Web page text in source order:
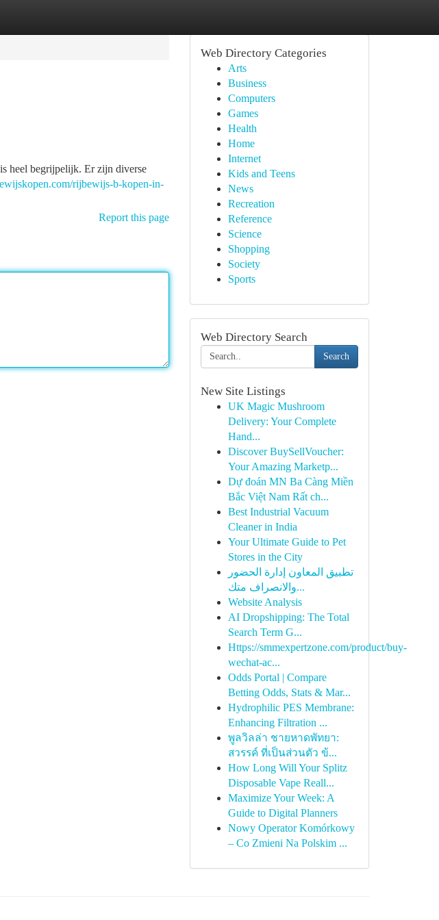
heel begrijpelijk. Er zijn diverse
rijbewijs-b-kopen-in-
Report this page
Web Directory Categories
Arts
Business
Computers
Games
Health
Home
Internet
Kids and Teens
News
Recreation
Reference
Science
Shopping
Society
Sports
Web Directory Search
Search
New Site Listings
UK Magic Mushroom
Delivery: Your Complete
Hand...
Discover BuySellVoucher:
Your Amazing Marketp...
Dự đoán MN Ba Càng Miền
Bắc Việt Nam Rất ch...
Best Industrial Vacuum
Cleaner in India
Your Ultimate Guide to Pet
Stores in the City
تطبيق المعاون إدارة الحضور
والانصراف متك...
Website Analysis
AI Dropshipping: The Total
Search Term G...
Https://smmexpertzone.com/product/buy-
wechat-ac...
Odds Portal | Compare
Betting Odds, Stats & Mar...
Hydrophilic PES Membrane:
Enhancing Filtration ...
พูลวิลล่า ชายหาดพัทยา:
สวรรค์ ที่เป็นส่วนตัว ข้...
How Long Will Your Splitz
Disposable Vape Reall...
Maximize Your Week: A
Guide to Digital Planners
Nowy Operator Komórkowy
– Co Zmieni Na Polskim ...